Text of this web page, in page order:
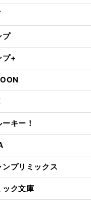
プ
プ+
キー！
プリミックス
ック文庫